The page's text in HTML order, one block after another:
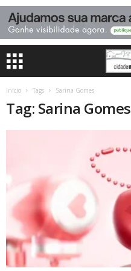
Início Tags Sarina Gomes
Tag: Sarina Gomes